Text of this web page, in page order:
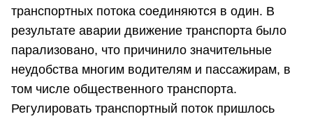
транспортных потока соединяются в один. В
результате аварии движение транспорта было
парализовано, что причинило значительные
неудобства многим водителям и пассажирам, в
том числе общественного транспорта.
Регулировать транспортный поток пришлось